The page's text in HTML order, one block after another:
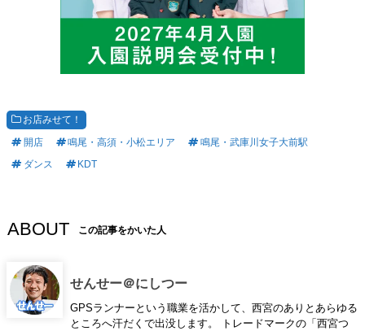
お店みせて！
開店
鳴尾・高須・小松エリア
鳴尾・武庫川女子大前駅
ダンス
KDT
ABOUT この記事をかいた人
せんせー＠にしつー
GPSランナーという職業を活かして、西宮のありとあらゆる
ところへ汗だくで出没します。 トレードマークの「西宮つ